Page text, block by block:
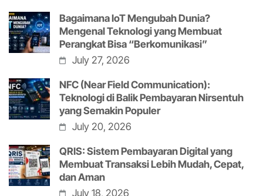
Bagaimana IoT Mengubah Dunia?
Mengenal Teknologi yang Membuat
Perangkat Bisa “Berkomunikasi”
July 27, 2026
NFC (Near Field Communication):
Teknologi di Balik Pembayaran Nirsentuh
yang Semakin Populer
July 20, 2026
QRIS: Sistem Pembayaran Digital yang
Membuat Transaksi Lebih Mudah, Cepat,
dan Aman
July 18, 2026